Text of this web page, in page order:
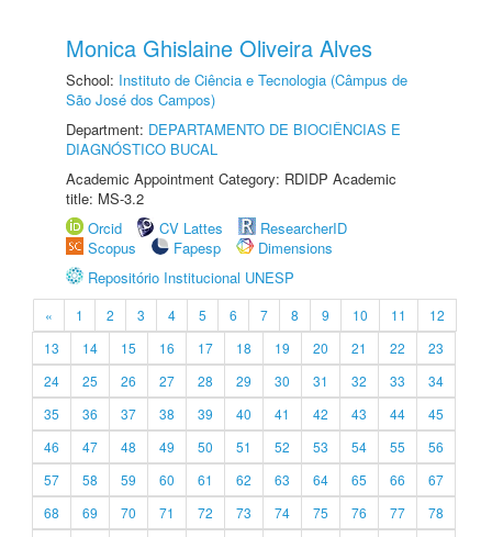
Monica Ghislaine Oliveira Alves
School: Instituto de Ciência e Tecnologia (Câmpus de
São José dos Campos)
Department: DEPARTAMENTO DE BIOCIÊNCIAS E
DIAGNÓSTICO BUCAL
Academic Appointment Category: RDIDP Academic
title: MS-3.2
Orcid
CV Lattes
ResearcherID
Scopus
Fapesp
Dimensions
Repositório Institucional UNESP
« 1 2 3 4 5 6 7 8 9 10 11
12
13
14 15 16 17 18 19 20 21 22
23
24
25 26 27 28 29 30 31 32 33
34
35
36 37 38 39 40 41 42 43 44
45
46
47 48 49 50 51 52 53 54 55
56
57
58 59 60 61 62 63 64 65 66
67
68
69 70 71 72 73 74 75 76 77
78